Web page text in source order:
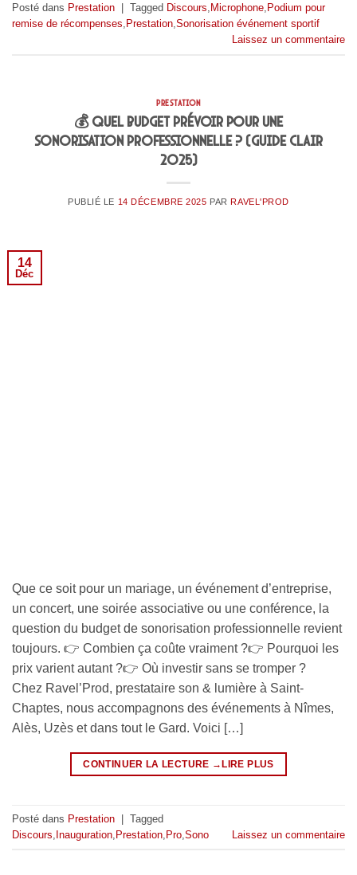
Posté dans Prestation Tagged Discours Microphone Podium pour
remise de récompenses Prestation Sonorisation événement sportif
Laissez un commentaire
PRESTATION
💰 Quel budget prévoir pour une
sonorisation professionnelle ? (Guide clair
2025)
PUBLIÉ LE 14 DÉCEMBRE 2025 PAR RAVEL'PROD
14
Déc
Que ce soit pour un mariage, un événement d’entreprise,
un concert, une soirée associative ou une conférence, la
question du budget de sonorisation professionnelle revient
toujours. 👉 Combien ça coûte vraiment ?👉 Pourquoi les
prix varient autant ?👉 Où investir sans se tromper ?
Chez Ravel’Prod, prestataire son & lumière à Saint-
Chaptes, nous accompagnons des événements à Nîmes,
Alès, Uzès et dans tout le Gard. Voici […]
CONTINUER LA LECTURE →
Posté dans Prestation | Tagged
Discours Inauguration Prestation Pro Sono Laissez un commentaire